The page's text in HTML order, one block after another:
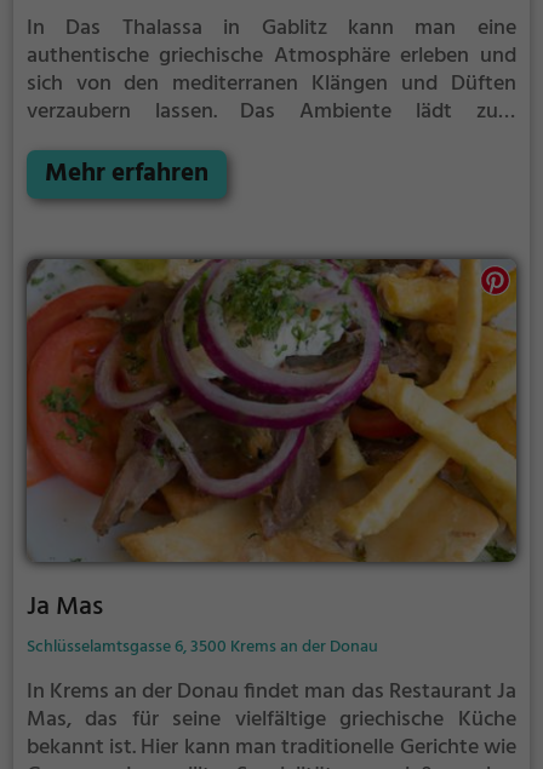
In Das Thalassa in Gablitz kann man eine
authentische griechische Atmosphäre erleben und
sich von den mediterranen Klängen und Düften
verzaubern lassen. Das Ambiente lädt zum
griechischen Speisen und Getränken lässt keine
Wünsche offen. Hier kann man sich von leckerem
Gerichten verwöhnen lassen. Ein Besuch im Das
Thalassa verspricht einen kulinarischen Ausflug nach
Griechenland.
Mehr erfahren
Ja Mas
Schlüsselamtsgasse 6, 3500 Krems an der Donau
In Krems an der Donau findet man das Restaurant Ja
Mas, das für seine vielfältige griechische Küche
bekannt ist. Hier kann man traditionelle Gerichte wie